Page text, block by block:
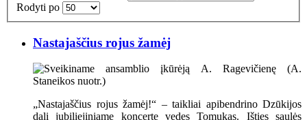
Rodyti po
Nastajaščius rojus žamėj
„Nastajaščius rojus žamėj!“ – taikliai apibendrino Dzūkijos
dalį jubiliejiniame koncerte vedęs Tomukas. Išties saulės